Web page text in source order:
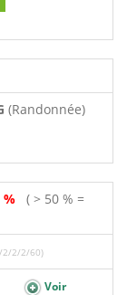
(Randonnée)
% ( > 50 % =
2/2/2/60)
Voir